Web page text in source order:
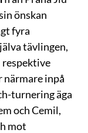
önskan
fyra
tävlingen,
respektive
närmare inpå
turnering äga
och Cemil,
mot